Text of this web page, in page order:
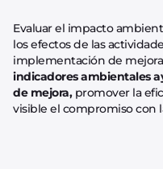
Evaluar el impacto
los efectos de las
implementación de
indicadores ambientales
de mejora, promover la
visible el compromiso con